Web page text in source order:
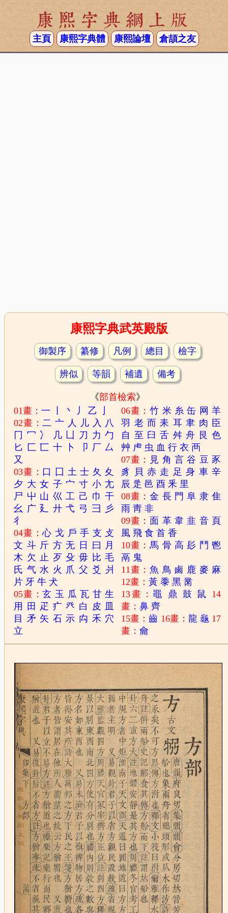
康熙字典網上版
主頁 康熙字典體 康熙論壇 倉頡之友
康熙字典武英殿版
御製序 纂修 凡例 總目 檢字
辨似 等韻 補遺 備考
《部首檢索》
01畫：一 丶 丿 乙
02畫：二 亠 人 儿 入 八
冂 冖 冫 几 凵 刀 力 勹
匕 匚 匸 十 卜 卩 厂 厶
又
03畫： 口 囗 土 士 夂 夊
夕 大 女 子 宀 寸 小 尢
尸 屮 山 巛 工 己 巾 干
幺 广 廴 廾 弋 弓 彐
彡
彳
04畫：心 戈 戶 手 支 攴
文 斗 斤 方 无 日 曰 月
木 欠 止 歹 殳 毋 比 毛
氏 气 水 火 爪 父 爻 爿
片 牙 牛 犬
05畫：玄 玉 瓜 瓦 甘 生
用
田 疋 疒 癶 白 皮
目
矛 矢 石 示 禸 禾 穴
立
06畫：竹 米 糸 缶 网 羊
羽 老 而 耒 耳 聿 肉 臣
自 至 臼 舌 舛 舟 艮 色
艸 虍 虫 血 行 衣 襾
07畫： 見 角 言 谷 豆 豕
豸
貝 赤 走 足 身 車 辛
辰 辵 邑 酉 釆 里
08畫：金 長 門 阜 隶 隹
雨 靑 非
09畫： 面 革 韋 韭 音 頁
風 飛 食 首 香
10畫：馬 骨 高 髟 鬥 鬯
鬲 鬼
11畫：魚 鳥 鹵 鹿 麥 麻
12畫：黃 黍 黑 黹
13畫： 黽 鼎 鼓 鼠
14
畫：鼻 齊
15畫：齒 16畫： 龍 龜 17
畫：龠